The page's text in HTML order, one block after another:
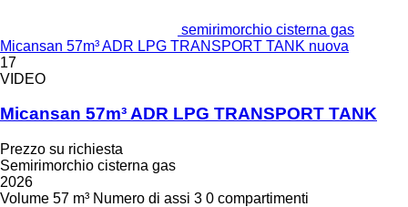
semirimorchio cisterna gas
Micansan 57m³ ADR LPG TRANSPORT TANK nuova
17
VIDEO
Micansan 57m³ ADR LPG TRANSPORT TANK
Prezzo su richiesta
Semirimorchio cisterna gas
2026
Volume 57 m³ Numero di assi 3 0 compartimenti